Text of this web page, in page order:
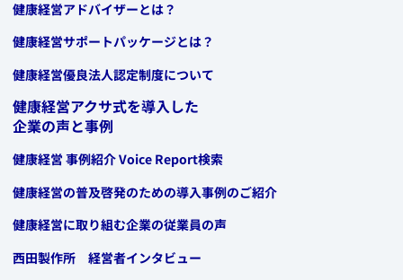
健康経営アドバイザーとは？
健康経営サポートパッケージとは？
健康経営優良法人認定制度について
健康経営アクサ式を導入した
企業の声と事例
​健康経営 事例紹介 ​Voice Report検索
​健康経営の普及啓発のための導入事例のご紹介
​健康経営に取り組む企業の従業員の声
​西田製作所 経営者インタビュー